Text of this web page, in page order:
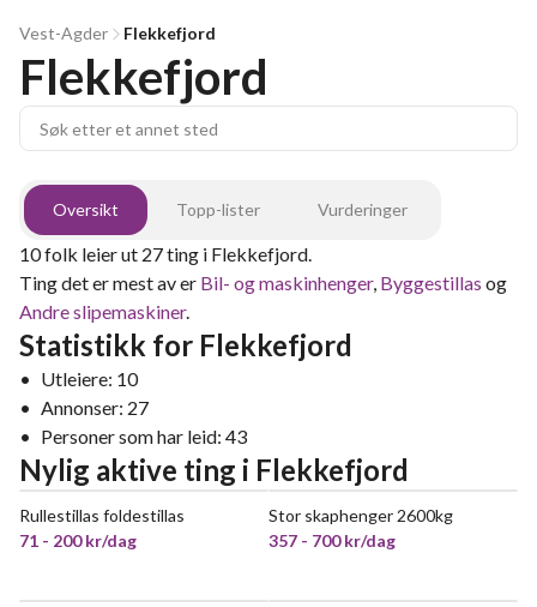
Vest-Agder Flekkefjord
Flekkefjord
Oversikt Topp-lister Vurderinger
10folk leier ut 27ting i Flekkefjord.
Ting det er mest av er Bil- og maskinhenger, Byggestillas og
Andre slipemaskiner.
Statistikk for Flekkefjord
• Utleiere: 10
• Annonser: 27
• Personer som har leid: 43
Nylig aktive ting i Flekkefjord
POPULÆR
Rullestillas foldestillas
71 - 200 kr/dag
Stor skaphenger 2600kg
357 - 700 kr/dag